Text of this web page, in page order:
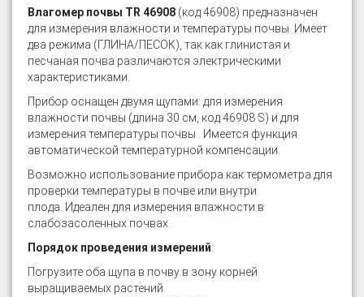
Влагомер почвы TR 46908 (код 46908) предназначен
для измерения влажности и температуры почвы. Имеет
два режима (ГЛИНА/ПЕСОК), так как глинистая и
песчаная почва различаются электрическими
характеристиками.
Прибор оснащен двумя щупами: для измерения
влажности почвы (длина 30 см, код 46908 S) и для
измерения температуры почвы . Имеется функция
автоматической температурной компенсации.
Возможно использование прибора как термометра для
проверки температуры в почве или внутри
плода. Идеален для измерения влажности в
слабозасоленных почвах.
Порядок проведения измерений:
Погрузите оба щупа в почву в зону корней
выращиваемых растений.